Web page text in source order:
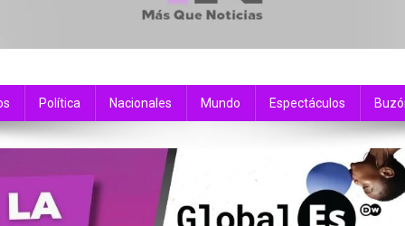
Política Nacionales Mundo Espectáculos